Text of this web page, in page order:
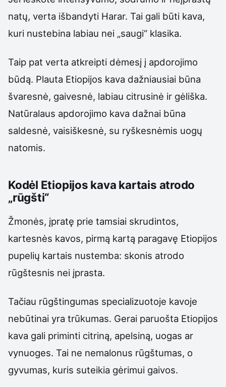
natų, verta išbandyti Harar. Tai gali būti kava,
kuri nustebina labiau nei „saugi“ klasika.
Taip pat verta atkreipti dėmesį į apdorojimo
būdą. Plauta Etiopijos kava dažniausiai būna
švaresnė, gaivesnė, labiau citrusinė ir gėliška.
Natūralaus apdorojimo kava dažnai būna
saldesnė, vaisiškesnė, su ryškesnėmis uogų
natomis.
Kodėl Etiopijos kava kartais atrodo
„rūgšti“
Žmonės, įpratę prie tamsiai skrudintos,
kartesnės kavos, pirmą kartą paragavę Etiopijos
pupelių kartais nustemba: skonis atrodo
rūgštesnis nei įprasta.
Tačiau rūgštingumas specializuotoje kavoje
nebūtinai yra trūkumas. Gerai paruošta Etiopijos
kava gali priminti citriną, apelsiną, uogas ar
vynuoges. Tai ne nemalonus rūgštumas, o
gyvumas, kuris suteikia gėrimui gaivos.